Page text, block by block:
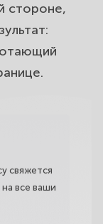
стороне,
свяжется
все ваши